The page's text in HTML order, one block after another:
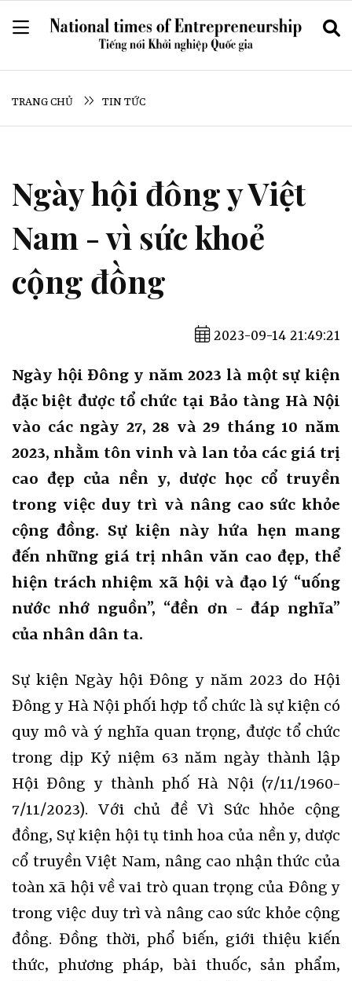
TRANG CHỦ TIN TỨC
Ngày hội đông y Việt
Nam - vì sức khoẻ
cộng đồng
2023-09-14 21:49:21
Ngày hội Đông y năm 2023 là một sự kiện
đặc biệt được tổ chức tại Bảo tàng Hà Nội
vào các ngày 27, 28 và 29 tháng 10 năm
2023, nhằm tôn vinh và lan tỏa các giá trị
cao đẹp của nền y, dược học cổ truyền
trong việc duy trì và nâng cao sức khỏe
cộng đồng. Sự kiện này hứa hẹn mang
đến những giá trị nhân văn cao đẹp, thể
hiện trách nhiệm xã hội và đạo lý “uống
nước nhớ nguồn”, “đền ơn - đáp nghĩa”
của nhân dân ta.
Sự kiện Ngày hội Đông y năm 2023 do Hội
Đông y Hà Nội phối hợp tổ chức là sự kiện có
quy mô và ý nghĩa quan trọng, được tổ chức
trong dịp Kỷ niệm 63 năm ngày thành lập
Hội Đông y thành phố Hà Nội (7/11/1960-
7/11/2023). Với chủ đề Vì Sức hhỏe cộng
đồng, Sự kiện hội tụ tinh hoa của nền y, dược
cổ truyền Việt Nam, nâng cao nhận thức của
toàn xã hội về vai trò quan trọng của Đông y
trong việc duy trì và nâng cao sức khỏe cộng
đồng. Đồng thời, phổ biến, giới thiệu kiến
thức, phương pháp, bài thuốc, sản phẩm,